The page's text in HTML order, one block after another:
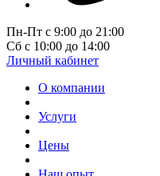
Пн-Пт с 9:00 до 21:00
Сб с 10:00 до 14:00
Личный кабинет
О компании
Услуги
Цены